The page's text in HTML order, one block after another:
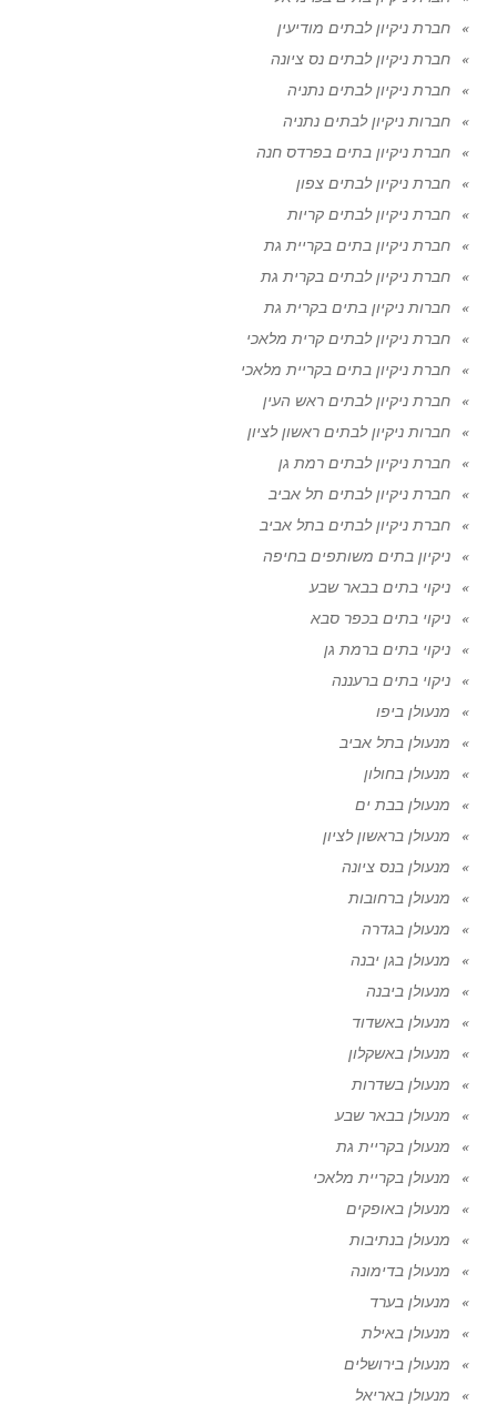
חברת ניקיון לבתים מודיעין
חברת ניקיון לבתים נס ציונה
חברת ניקיון לבתים נתניה
חברות ניקיון לבתים נתניה
חברת ניקיון בתים בפרדס חנה
חברת ניקיון לבתים צפון
חברת ניקיון לבתים קריות
חברת ניקיון בתים בקריית גת
חברת ניקיון לבתים בקרית גת
חברות ניקיון בתים בקרית גת
חברת ניקיון לבתים קרית מלאכי
חברת ניקיון בתים בקריית מלאכי
חברת ניקיון לבתים ראש העין
חברות ניקיון לבתים ראשון לציון
חברת ניקיון לבתים רמת גן
חברת ניקיון לבתים תל אביב
חברת ניקיון לבתים בתל אביב
ניקיון בתים משותפים בחיפה
ניקוי בתים בבאר שבע
ניקוי בתים בכפר סבא
ניקוי בתים ברמת גן
ניקוי בתים ברעננה
מנעולן ביפו
מנעולן בתל אביב
מנעולן בחולון
מנעולן בבת ים
מנעולן בראשון לציון
מנעולן בנס ציונה
מנעולן ברחובות
מנעולן בגדרה
מנעולן בגן יבנה
מנעולן ביבנה
מנעולן באשדוד
מנעולן באשקלון
מנעולן בשדרות
מנעולן בבאר שבע
מנעולן בקריית גת
מנעולן בקריית מלאכי
מנעולן באופקים
מנעולן בנתיבות
מנעולן בדימונה
מנעולן בערד
מנעולן באילת
מנעולן בירושלים
מנעולן באריאל